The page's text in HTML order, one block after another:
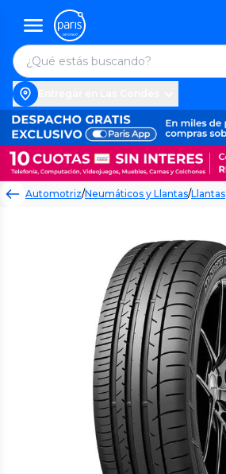
Automotriz/Neumáticos y Llantas/Llantas